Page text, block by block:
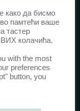
у
како да бисмо
памтећи ваше
тастер
колачића.
with the most
preferences
button, you